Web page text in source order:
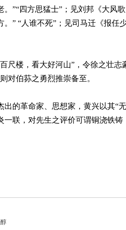
。”“四方思猛士”；见刘邦《大风
。” “人谁不死”；见司马迁《报任
楼，看大好河山”，令徐之壮志
对伯荪之勇烈推崇备至。
革命家、思想家，黄兴以其“无
一联，对先生之评价可谓铜浇铁铸